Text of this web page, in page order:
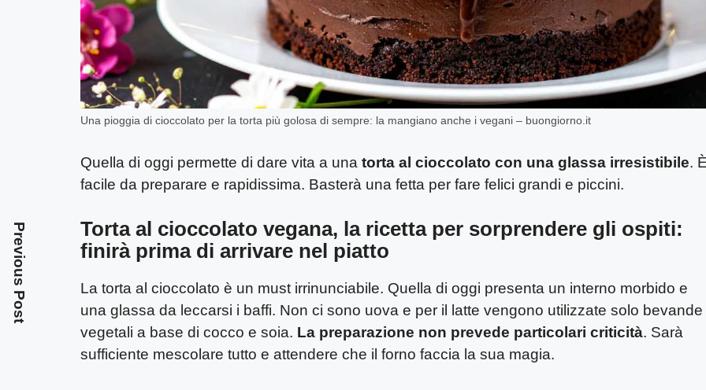
Una pioggia di cioccolato per la torta più golosa di sempre: la mangiano anche i vegani – buongiorno.it
Quella di oggi permette di dare vita a una torta al cioccolato con una glassa irresistibile. È
facile da preparare e rapidissima. Basterà una fetta per fare felici grandi e piccini.
Torta al cioccolato vegana, la ricetta per sorprendere gli ospiti:
finirà prima di arrivare nel piatto
La torta al cioccolato è un must irrinunciabile. Quella di oggi presenta un interno morbido e
una glassa da leccarsi i baffi. Non ci sono uova e per il latte vengono utilizzate solo bevande
vegetali a base di cocco e soia. La preparazione non prevede particolari criticità. Sarà
sufficiente mescolare tutto e attendere che il forno faccia la sua magia.
Previous Post